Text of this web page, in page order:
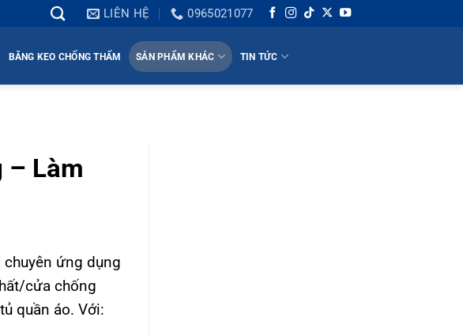
LIÊN HỆ 0965021077
BĂNG KEO CHỐNG THẤM SẢN PHẨM KHÁC TIN TỨC
– Làm
ứng dụng
cửa chống
quần áo. Với: